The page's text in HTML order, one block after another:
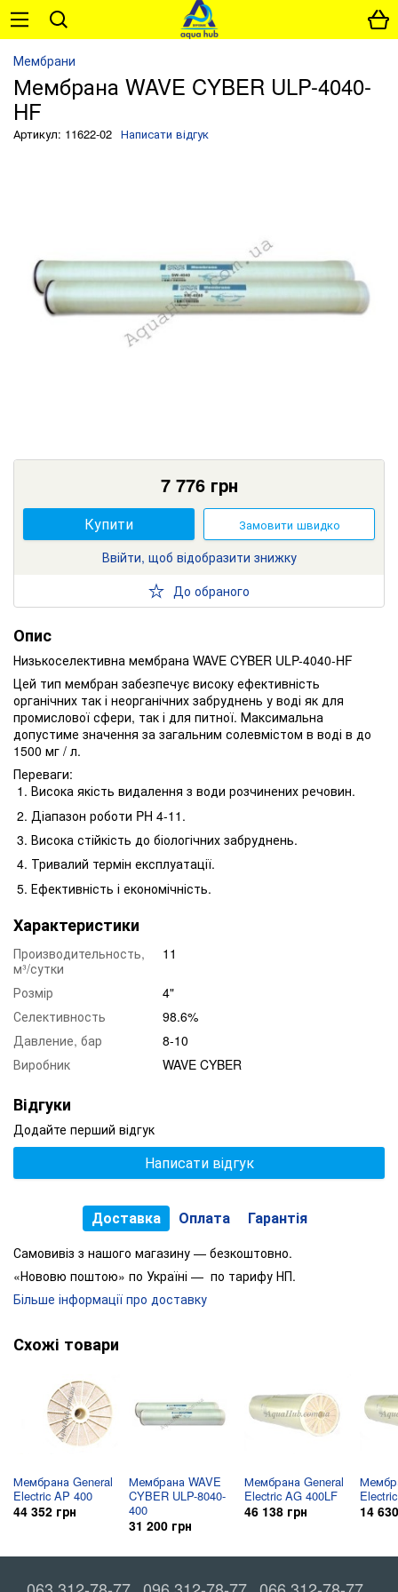
Мембрани
Мембрана WAVE CYBER ULP-4040-
HF
Артикул: 11622-02 Написати відгук
7 776грн
Купити Замовити швидко
Ввійти, щоб відобразити знижку
До обраного
Опис
Низькоселективна мембрана WAVE CYBER ULP-4040-HF
Цей тип мембран забезпечує високу ефективність
органічних так і неорганічних забруднень у воді як для
промислової сфери, так і для питної. Максимальна
допустиме значення за загальним солевмістом в воді в до
1500 мг / л.
Переваги:
Висока якість видалення з води розчинених речовин.
Діапазон роботи PH 4-11.
Висока стійкість до біологічних забруднень.
Тривалий термін експлуатації.
Ефективність і економічність.
Характеристики
Производительность,
м³/сутки
11
Розмір
4"
Селективность
98.6%
Давление, бар
8-10
Виробник
WAVE CYBER
Відгуки
Додайте перший відгук
Написати відгук
Доставка Оплата Гарантія
Самовивіз з нашого магазину — безкоштовно.
«Нововю поштою» по Україні — по тарифу НП.
Більше інформації про доставку
Схожі товари
Мембрана General
Electric AP 400
44 352 грн
Мембрана WAVE
CYBER ULP-8040-
400
31 200 грн
Мембрана General
Electric AG 400LF
46 138 грн 14